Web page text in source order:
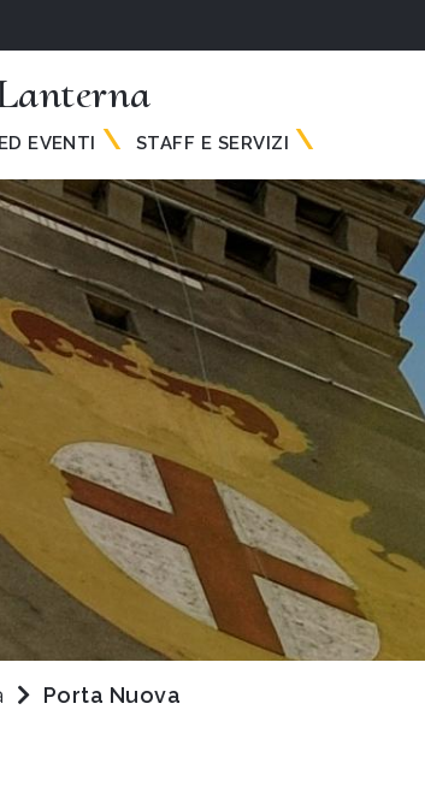
EVENTI STAFF E SERVIZI
Porta Nuova